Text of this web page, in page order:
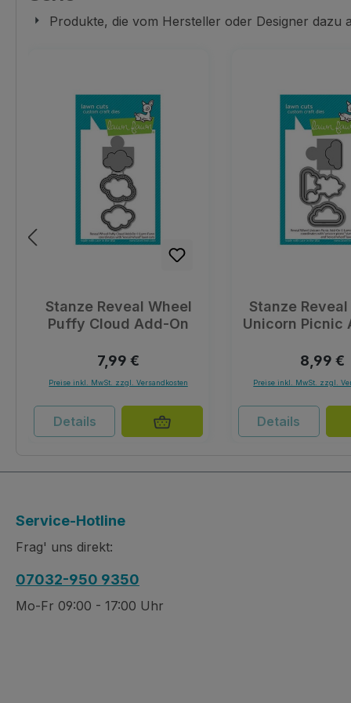
Produkte, die vom Hersteller oder Designer
Stanze Reveal Wheel
Puffy Cloud Add-On
Regulärer Preis:
7,99 €
Preise inkl. MwSt. zzgl. Versandkosten
Details
Stanze
Unicorn Picnic
8,99 €
Preise inkl. MwSt. zzgl.
Details
Service-Hotline
Frag' uns direkt:
07032-950 9350
Mo-Fr 09:00 - 17:00 Uhr